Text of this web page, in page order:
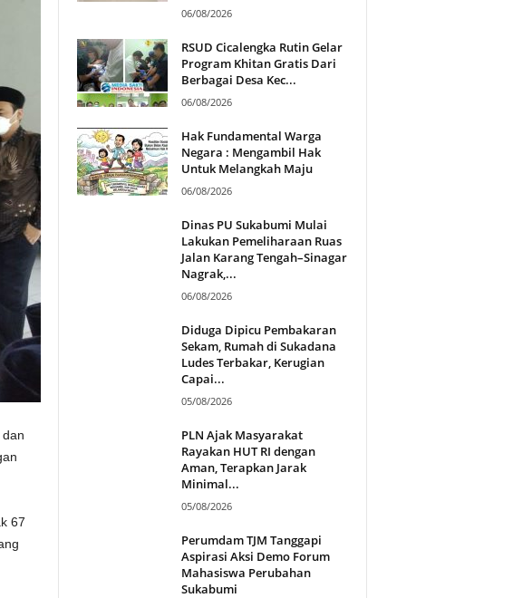
67
06/08/2026
RSUD Cicalengka Rutin Gelar
Program Khitan Gratis Dari
Berbagai Desa Kec...
06/08/2026
Hak Fundamental Warga
Negara : Mengambil Hak
Untuk Melangkah Maju
06/08/2026
Dinas PU Sukabumi Mulai
Lakukan Pemeliharaan Ruas
Jalan Karang Tengah–Sinagar
Nagrak,...
06/08/2026
Diduga Dipicu Pembakaran
Sekam, Rumah di Sukadana
Ludes Terbakar, Kerugian
Capai...
05/08/2026
PLN Ajak Masyarakat
Rayakan HUT RI dengan
Aman, Terapkan Jarak
Minimal...
05/08/2026
Perumdam TJM Tanggapi
Aspirasi Aksi Demo Forum
Mahasiswa Perubahan
Sukabumi